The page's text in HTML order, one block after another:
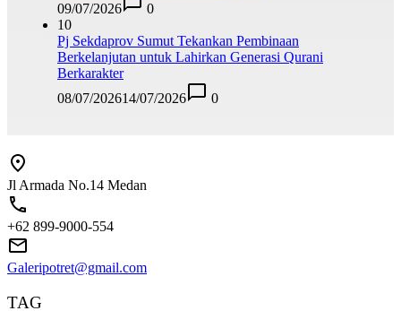
09/07/2026
0
10
Pj Sekdaprov Sumut Tekankan Pembinaan
Berkelanjutan untuk Lahirkan Generasi Qurani
Berkarakter
08/07/202614/07/2026 0
Jl Armada No.14 Medan
+62 899-9000-554
Galeripotret@gmail.com
TAG